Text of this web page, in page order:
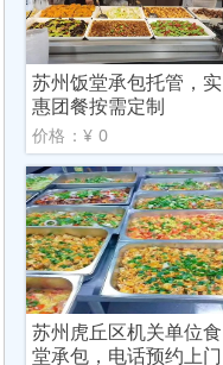
苏州饭堂承包托管，实
惠团餐按需定制
价格：¥ 0
苏州虎丘区机关单位食
堂承包，电话预约上门